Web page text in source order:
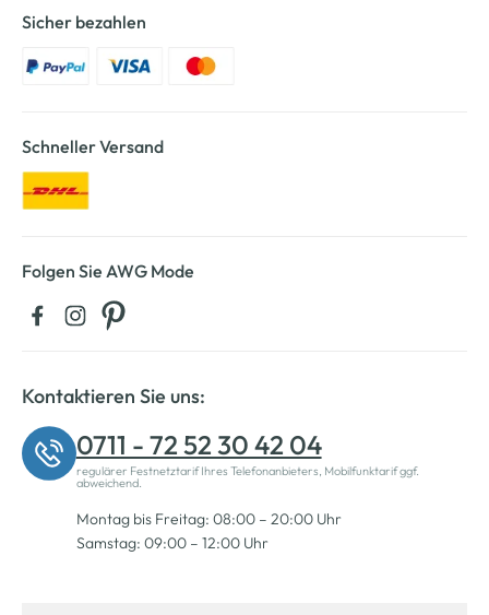
Sicher bezahlen
Schneller Versand
Folgen Sie AWG Mode
Kontaktieren Sie uns:
0711 - 72 52 30 42 04
regulärer Festnetztarif Ihres Telefonanbieters, Mobilfunktarif ggf.
abweichend.
Montag bis Freitag: 08:00 – 20:00 Uhr
Samstag: 09:00 – 12:00 Uhr